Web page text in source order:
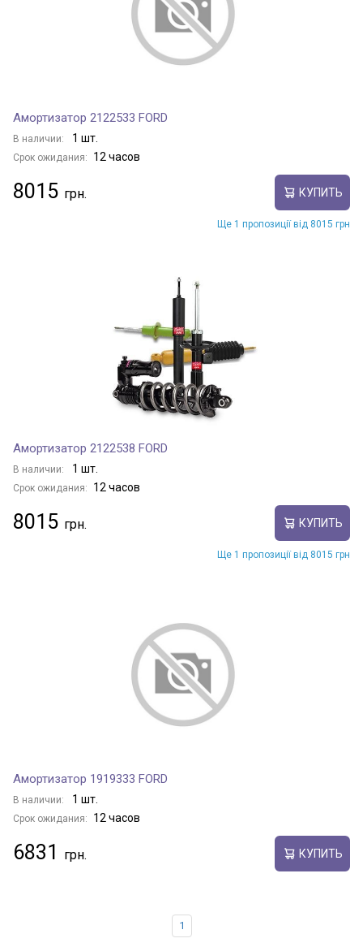
Амортизатор 2122533 FORD
В наличии: 1 шт.
Срок ожидания: 12 часов
8015 КУПИТЬ
Ще 1 пропозиції від 8015 грн
Амортизатор 2122538 FORD
В наличии: 1 шт.
Срок ожидания: 12 часов
8015 КУПИТЬ
Ще 1 пропозиції від 8015 грн
Амортизатор 1919333 FORD
В наличии: 1 шт.
Срок ожидания: 12 часов
6831 КУПИТЬ
1